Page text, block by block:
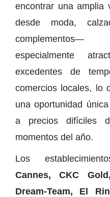
encontrar una
desde moda,
especialmente
excedentes de
comercios locales, lo
una oportunidad
a precios difíciles
momentos del año.
Los
Cannes, CKC
Dream-Team, El